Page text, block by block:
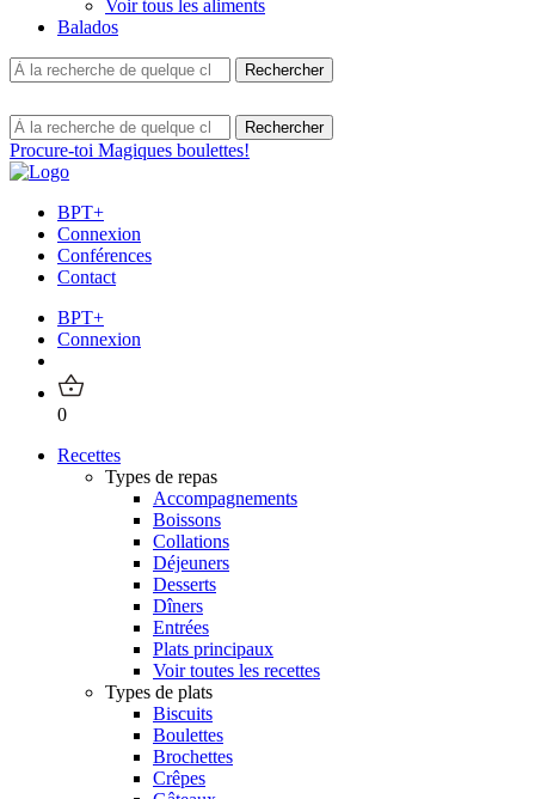
Voir tous les aliments
Balados
Procure-toi Magiques boulettes!
BPT+
Connexion
Conférences
Contact
BPT+
Connexion
0
Recettes
Types de repas
Accompagnements
Boissons
Collations
Déjeuners
Desserts
Dîners
Entrées
Plats principaux
Voir toutes les recettes
Types de plats
Biscuits
Boulettes
Brochettes
Crêpes